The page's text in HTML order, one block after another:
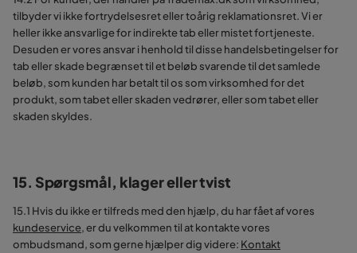
tilbyder vi ikke fortrydelsesret eller toårig reklamationsret. Vi er
heller ikke ansvarlige for indirekte tab eller mistet fortjeneste.
Desuden er vores ansvar i henhold til disse handelsbetingelser for
tab eller skade begrænset til et beløb svarende til det samlede
beløb, som kunden har betalt til os som virksomhed for det
produkt, som tabet eller skaden vedrører, eller som tabet eller
skaden skyldes.
15. Spørgsmål, klager eller tvist
15.1 Hvis du ikke er tilfreds med den hjælp, du har fået af vores
kundeservice, er du velkommen til at kontakte vores
ombudsmand, som gerne hjælper dig videre: Kontakt